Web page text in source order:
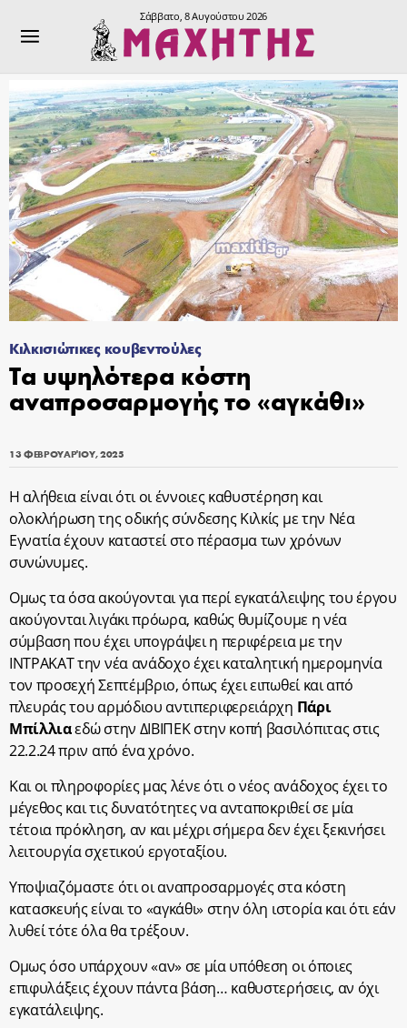
Σάββατο, 8 Αυγούστου 2026
Κιλκισιώτικες κουβεντούλες
Τα υψηλότερα κόστη
αναπροσαρμογής το «αγκάθι»
13 ΦΕΒΡΟΥΑΡΊΟΥ, 2025
Η αλήθεια είναι ότι οι έννοιες καθυστέρηση και
ολοκλήρωση της οδικής σύνδεσης Κιλκίς με την Νέα
Εγνατία έχουν καταστεί στο πέρασμα των χρόνων
συνώνυμες.
Ομως τα όσα ακούγονται για περί εγκατάλειψης του έργου
ακούγονται λιγάκι πρόωρα, καθώς θυμίζουμε η νέα
σύμβαση που έχει υπογράψει η περιφέρεια με την
ΙΝΤΡΑΚΑΤ την νέα ανάδοχο έχει καταλητική ημερομηνία
τον προσεχή Σεπτέμβριο, όπως έχει ειπωθεί και από
πλευράς του αρμόδιου αντιπεριφερειάρχη Πάρι
Μπίλλιαεδώ στην ΔΙΒΙΠΕΚ στην κοπή βασιλόπιτας στις
22.2.24 πριν από ένα χρόνο.
Και οι πληροφορίες μας λένε ότι ο νέος ανάδοχος έχει το
μέγεθος και τις δυνατότητες να ανταποκριθεί σε μία
τέτοια πρόκληση, αν και μέχρι σήμερα δεν έχει ξεκινήσει
λειτουργία σχετικού εργοταξίου.
Υποψιαζόμαστε ότι οι αναπροσαρμογές στα κόστη
κατασκευής είναι το «αγκάθι» στην όλη ιστορία και ότι εάν
λυθεί τότε όλα θα τρέξουν.
Ομως όσο υπάρχουν «αν» σε μία υπόθεση οι όποιες
επιφυλάξεις έχουν πάντα βάση… καθυστερήσεις, αν όχι
εγκατάλειψης.